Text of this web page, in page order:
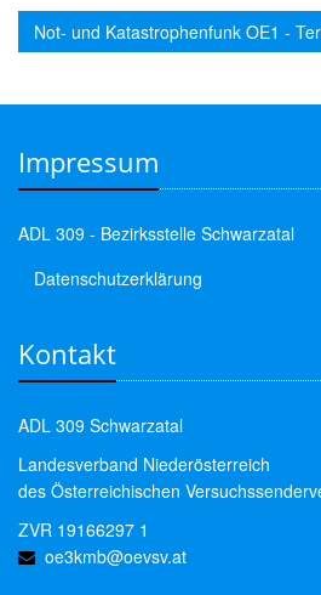
Not- und Katastrophenfunk OE1 -
Impressum
ADL 309 - Bezirksstelle Schwarzatal
Datenschutzerklärung
Kontakt
ADL 309 Schwarzatal
Landesverband Niederösterreich
des Österreichischen
ZVR 19166297 1
oe3kmb@oevsv.at